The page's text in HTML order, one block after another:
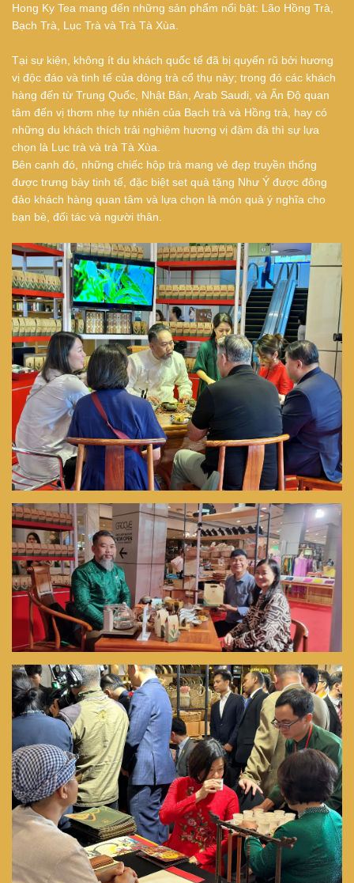
Hong Ky Tea mang đến những sản phẩm nổi bật: Lão Hồng Trà,
Bạch Trà, Lục Trà và Trà Tà Xùa.
Tại sự kiện, không ít du khách quốc tế đã bị quyến rũ bởi hương
vị độc đáo và tinh tế của dòng trà cổ thụ này; trong đó các khách
hàng đến từ Trung Quốc, Nhật Bản, Arab Saudi, và Ấn Độ quan
tâm đến vị thơm nhẹ tự nhiên của Bạch trà và Hồng trà, hay có
những du khách thích trải nghiệm hương vị đậm đà thì sự lựa
chọn là Lục trà và trà Tà Xùa.
Bên cạnh đó, những chiếc hộp trà mang vẻ đẹp truyền thống
được trưng bày tinh tế, đặc biệt set quà tặng Như Ý được đông
đảo khách hàng quan tâm và lựa chọn là món quà ý nghĩa cho
bạn bè, đối tác và người thân.